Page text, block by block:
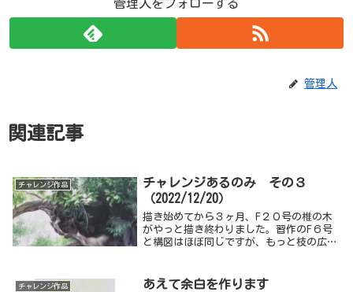
管理人をフォローする
管理人
関連記事
チャレンジ作品
チャレンジあるのみ その３
（2022/12/20）
描き始めてから３ヶ月、F２０号の椎の木
がやっと描き終わりました。習作のF６号
と構図はほぼ同じですが、もっと枝の広が
チャレンジ作品 あえて余白を作ります